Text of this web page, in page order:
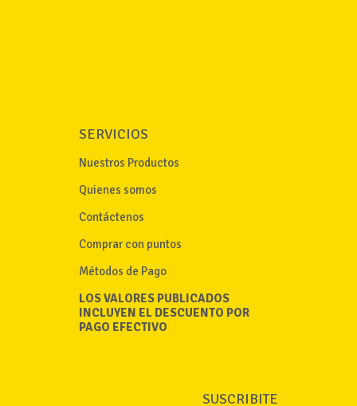
SERVICIOS
Nuestros Productos
Quienes somos
Contáctenos
Comprar con puntos
Métodos de Pago
LOS VALORES PUBLICADOS
INCLUYEN EL DESCUENTO POR
PAGO EFECTIVO
SUSCRIBITE